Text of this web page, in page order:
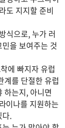
도 지지할 준비
식으로, 누가 러
을 보여주는 것
에 빠지자 유럽
계를 단절한 유럽
하는지, 아니면
이나를 지원하는
.